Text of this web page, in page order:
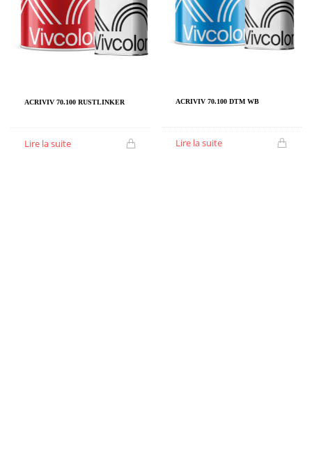
ACRIVIV 70.100 RUSTLINKER
Lire la suite
ACRIVIV 70.100 DTM WB
Lire la suite